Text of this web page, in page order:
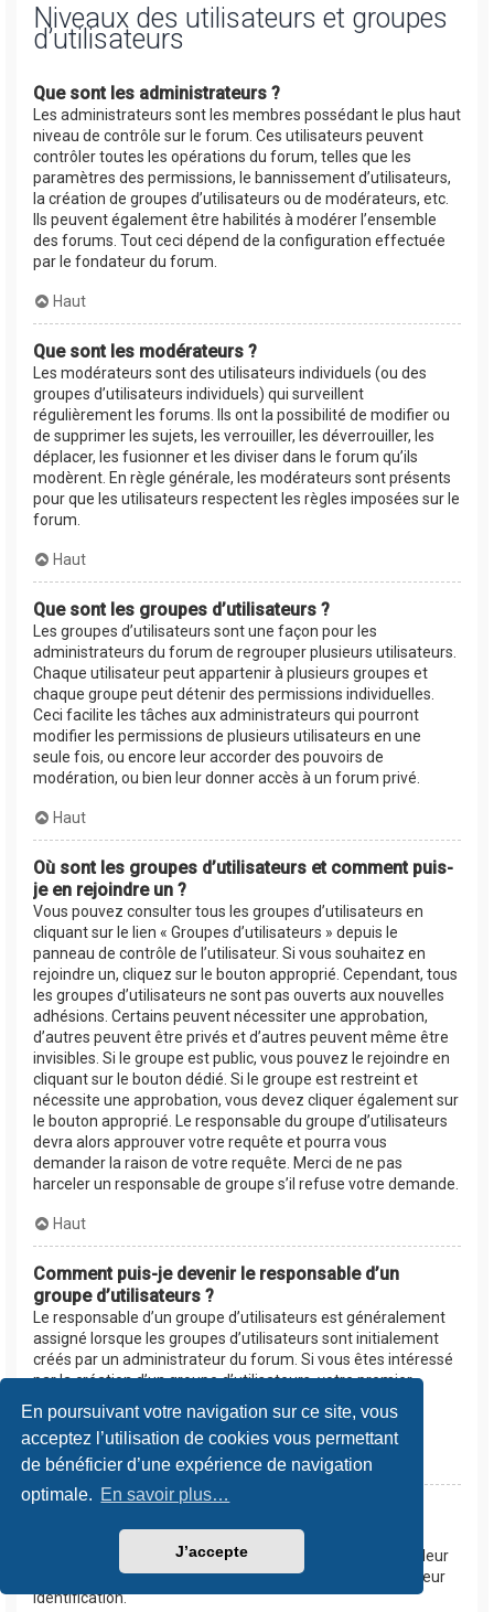
En poursuivant votre navigation sur ce site, vous
acceptez l’utilisation de cookies vous permettant
de bénéficier d’une expérience de navigation
optimale. En savoir plus…
J’accepte
Niveaux des utilisateurs et groupes
d’utilisateurs
Que sont les administrateurs ?
Les administrateurs sont les membres possédant le plus haut
niveau de contrôle sur le forum. Ces utilisateurs peuvent
contrôler toutes les opérations du forum, telles que les
paramètres des permissions, le bannissement d’utilisateurs,
la création de groupes d’utilisateurs ou de modérateurs, etc.
Ils peuvent également être habilités à modérer l’ensemble
des forums. Tout ceci dépend de la configuration effectuée
par le fondateur du forum.
Haut
Que sont les modérateurs ?
Les modérateurs sont des utilisateurs individuels (ou des
groupes d’utilisateurs individuels) qui surveillent
régulièrement les forums. Ils ont la possibilité de modifier ou
de supprimer les sujets, les verrouiller, les déverrouiller, les
déplacer, les fusionner et les diviser dans le forum qu’ils
modèrent. En règle générale, les modérateurs sont présents
pour que les utilisateurs respectent les règles imposées sur le
forum.
Haut
Que sont les groupes d’utilisateurs ?
Les groupes d’utilisateurs sont une façon pour les
administrateurs du forum de regrouper plusieurs utilisateurs.
Chaque utilisateur peut appartenir à plusieurs groupes et
chaque groupe peut détenir des permissions individuelles.
Ceci facilite les tâches aux administrateurs qui pourront
modifier les permissions de plusieurs utilisateurs en une
seule fois, ou encore leur accorder des pouvoirs de
modération, ou bien leur donner accès à un forum privé.
Haut
Où sont les groupes d’utilisateurs et comment puis-
je en rejoindre un ?
Vous pouvez consulter tous les groupes d’utilisateurs en
cliquant sur le lien « Groupes d’utilisateurs » depuis le
panneau de contrôle de l’utilisateur. Si vous souhaitez en
rejoindre un, cliquez sur le bouton approprié. Cependant, tous
les groupes d’utilisateurs ne sont pas ouverts aux nouvelles
adhésions. Certains peuvent nécessiter une approbation,
d’autres peuvent être privés et d’autres peuvent même être
invisibles. Si le groupe est public, vous pouvez le rejoindre en
cliquant sur le bouton dédié. Si le groupe est restreint et
nécessite une approbation, vous devez cliquer également sur
le bouton approprié. Le responsable du groupe d’utilisateurs
devra alors approuver votre requête et pourra vous
demander la raison de votre requête. Merci de ne pas
harceler un responsable de groupe s’il refuse votre demande.
Haut
Comment puis-je devenir le responsable d’un
groupe d’utilisateurs ?
Le responsable d’un groupe d’utilisateurs est généralement
assigné lorsque les groupes d’utilisateurs sont initialement
créés par un administrateur du forum. Si vous êtes intéressé
par la création d’un groupe d’utilisateurs, votre premier
contact devrait être un administrateur. Essayez de le
contacter en lui envoyant un message privé.
Haut
apparaissent dans une couleur différente ?
Les administrateurs du forum peuvent assigner une couleur
aux membres d’un groupe d’utilisateurs afin de faciliter leur
identification.